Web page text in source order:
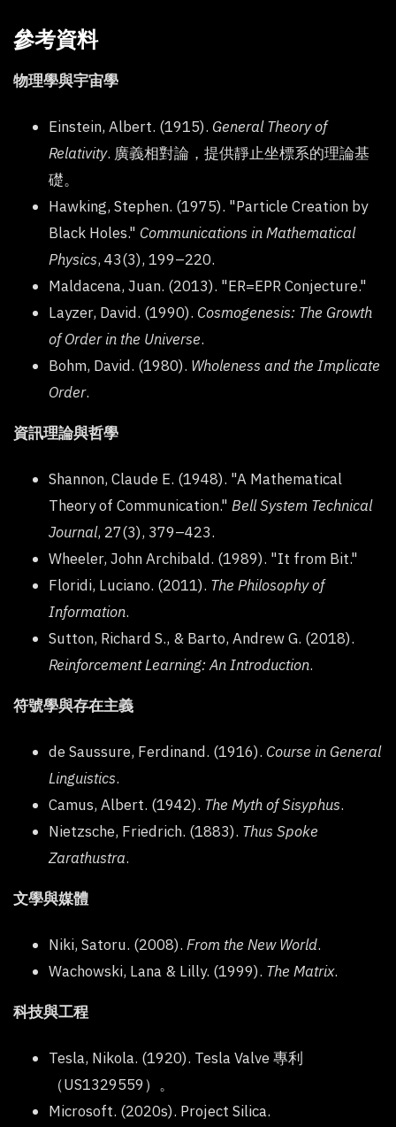
參考資料
物理學與宇宙學
Einstein, Albert. (1915). General Theory of
Relativity. 廣義相對論，提供靜止坐標系的理論基
礎。
Hawking, Stephen. (1975). "Particle Creation by
Black Holes." Communications in Mathematical
Physics, 43(3), 199–220.
Maldacena, Juan. (2013). "ER=EPR Conjecture."
Layzer, David. (1990). Cosmogenesis: The Growth
of Order in the Universe.
Bohm, David. (1980). Wholeness and the Implicate
Order.
資訊理論與哲學
Shannon, Claude E. (1948). "A Mathematical
Theory of Communication." Bell System Technical
Journal, 27(3), 379–423.
Wheeler, John Archibald. (1989). "It from Bit."
Floridi, Luciano. (2011). The Philosophy of
Information.
Sutton, Richard S., & Barto, Andrew G. (2018).
Reinforcement Learning: An Introduction.
符號學與存在主義
de Saussure, Ferdinand. (1916). Course in General
Linguistics.
Camus, Albert. (1942). The Myth of Sisyphus.
Nietzsche, Friedrich. (1883). Thus Spoke
Zarathustra.
文學與媒體
Niki, Satoru. (2008). From the New World.
Wachowski, Lana & Lilly. (1999). The Matrix.
科技與工程
Tesla, Nikola. (1920). Tesla Valve 專利
（US1329559）。
Microsoft. (2020s). Project Silica.